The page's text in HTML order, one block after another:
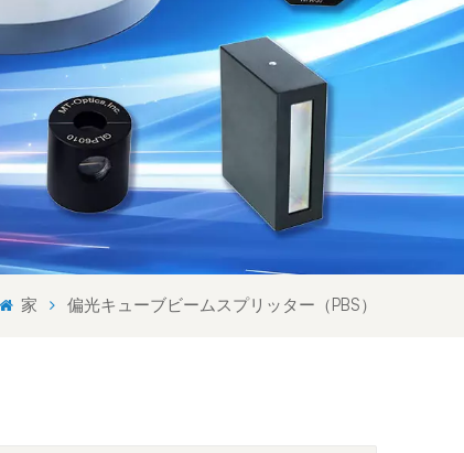
中文
Svenska språket
Lietuvos kalba
家 偏光キューブビームスプリッター（PBS）